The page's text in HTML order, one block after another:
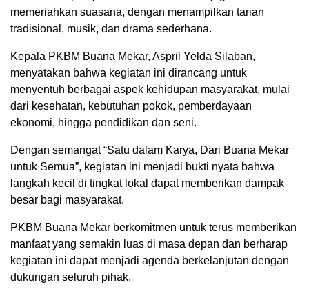
memeriahkan suasana, dengan menampilkan tarian
tradisional, musik, dan drama sederhana.
Kepala PKBM Buana Mekar, Aspril Yelda Silaban,
menyatakan bahwa kegiatan ini dirancang untuk
menyentuh berbagai aspek kehidupan masyarakat, mulai
dari kesehatan, kebutuhan pokok, pemberdayaan
ekonomi, hingga pendidikan dan seni.
Dengan semangat “Satu dalam Karya, Dari Buana Mekar
untuk Semua”, kegiatan ini menjadi bukti nyata bahwa
langkah kecil di tingkat lokal dapat memberikan dampak
besar bagi masyarakat.
PKBM Buana Mekar berkomitmen untuk terus memberikan
manfaat yang semakin luas di masa depan dan berharap
kegiatan ini dapat menjadi agenda berkelanjutan dengan
dukungan seluruh pihak.